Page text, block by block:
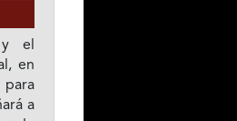
y el
en
para
a